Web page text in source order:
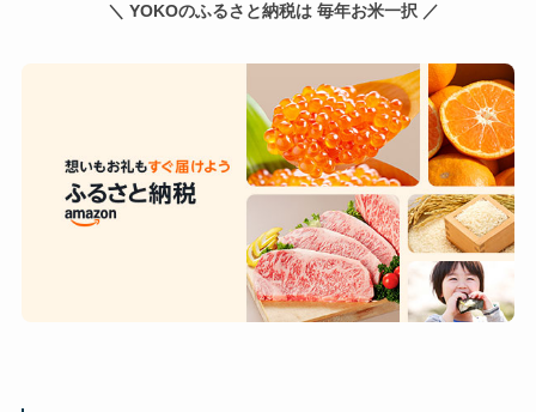
＼ YOKOのふるさと納税は 毎年お米一択 ／